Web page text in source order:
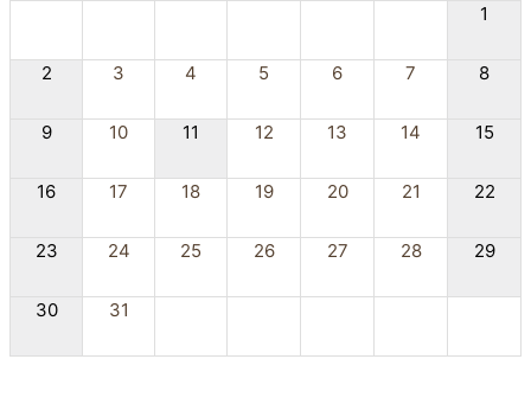
1
2 3 4 5 6 7 8
9 10 11 12 13 14 15
16 17 18 19 20 21 22
23 24 25 26 27 28 29
30 31